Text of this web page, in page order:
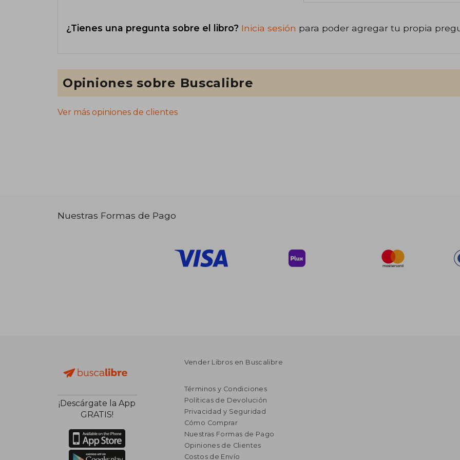
¿Tienes una pregunta sobre el libro? Inicia sesión para poder agregar tu propia
Opiniones sobre Buscalibre
Ver más opiniones de clientes
Nuestras Formas de Pago
¡Descárgate la App
GRATIS!
Vender Libros en Buscalibre
Términos y Condiciones
Políticas de Devolución
Privacidad y Seguridad
Cómo Comprar
Nuestras Formas de Pago
Opiniones de Clientes
Costos de Envío